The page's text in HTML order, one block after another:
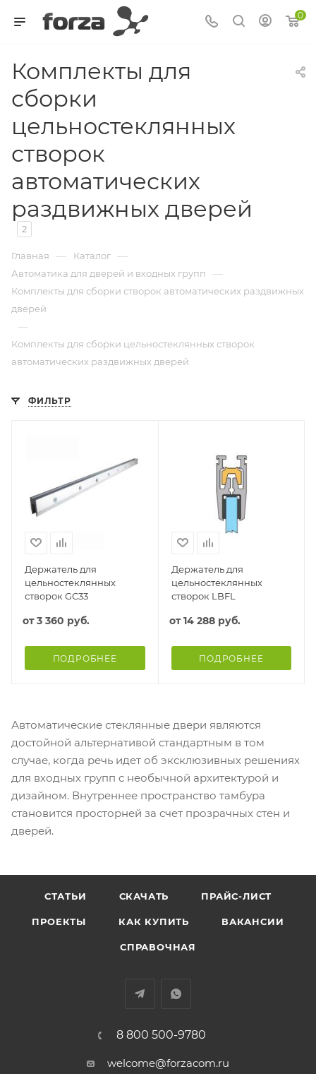
0
Комплекты для
сборки
цельностеклянных
створок
автоматических
раздвижных дверей
2
Главная — Каталог —
Автоматика для дверей и входных групп —
Комплекты для сборки створок автоматических раздвижных
дверей
—
Комплекты для сборки цельностеклянных створок
автоматических раздвижных дверей
ФИЛЬТР
Держатель для
цельностеклянных
створок GC33
от3 360 руб.
ПОДРОБНЕЕ
Держатель для
цельностеклянных
створок LBFL
от14 288 руб.
ПОДРОБНЕЕ
Автоматические стеклянные двери являются
достойной альтернативой стандартным в том
случае, когда речь идет об эксклюзивных решениях
для входных групп с необычной архитектурой и
дизайном. Внутреннее пространство тамбура
становится просторней за счет прозрачных стен и
дверей.
СТАТЬИ СКАЧАТЬ ПРАЙС-ЛИСТ
ПРОЕКТЫ КАК КУПИТЬ ВАКАНСИИ
СПРАВОЧНАЯ
8 800 500-9780
welcome@forzacom.ru